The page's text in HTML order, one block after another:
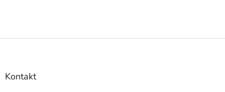
Z
Kontakt